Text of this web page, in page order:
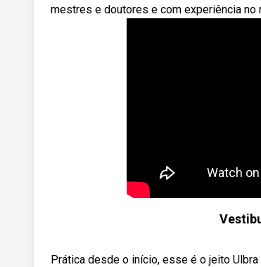
mestres e doutores e com experiência no
Prática desde o início, esse é o jeito